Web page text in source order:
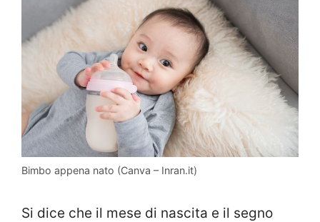
Bimbo appena nato (Canva – Inran.it)
Si dice che il mese di nascita e il segno